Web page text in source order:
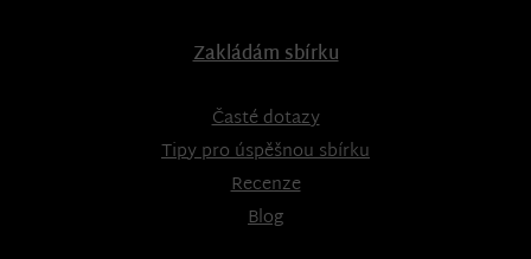
Zakládám sbírku
Časté dotazy
Tipy pro úspěšnou sbírku
Recenze
Blog